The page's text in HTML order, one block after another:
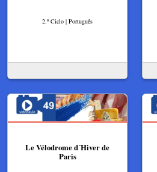
2.º Ciclo | Português
Le Vélodrome d´Hiver de
Paris